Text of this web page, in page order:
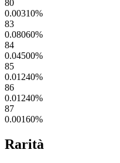
80
0.00310%
83
0.08060%
84
0.04500%
85
0.01240%
86
0.01240%
87
0.00160%
Rarità